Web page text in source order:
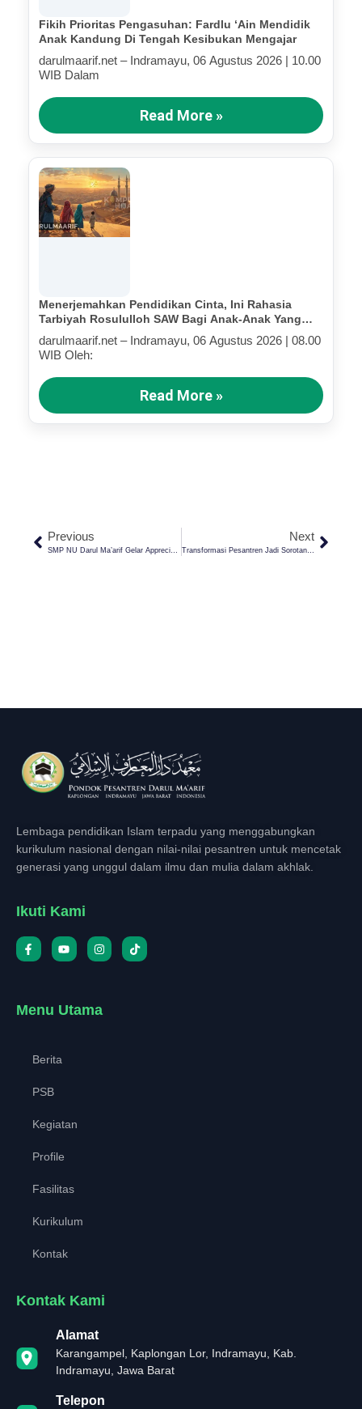
Fikih Prioritas Pengasuhan: Fardlu ‘Ain Mendidik
Anak Kandung Di Tengah Kesibukan Mengajar
darulmaarif.net – Indramayu, 06 Agustus 2026 | 10.00
WIB Dalam
Read More »
Menerjemahkan Pendidikan Cinta, Ini Rahasia
Tarbiyah Rosululloh SAW Bagi Anak-Anak Yang
Terluka (Bagian IV)
darulmaarif.net – Indramayu, 06 Agustus 2026 | 08.00
WIB Oleh:
Read More »
Previous
SMP NU Darul Ma’arif Gelar Appreciations And Awards Ceremony, Cetak Generasi Pembelajar Menuju Indonesia Emas
Next
Transformasi Pesantren Jadi Sorotan Di Konferensi Internasional: Cak Imin Tegaskan Peran Strategis Menuju Indonesia Emas
Lembaga pendidikan Islam terpadu yang menggabungkan
kurikulum nasional dengan nilai-nilai pesantren untuk mencetak
generasi yang unggul dalam ilmu dan mulia dalam akhlak.
Ikuti Kami
Menu Utama
Berita
PSB
Kegiatan
Profile
Fasilitas
Kurikulum
Kontak
Kontak Kami
Alamat
Karangampel, Kaplongan Lor, Indramayu, Kab.
Indramayu, Jawa Barat
Telepon